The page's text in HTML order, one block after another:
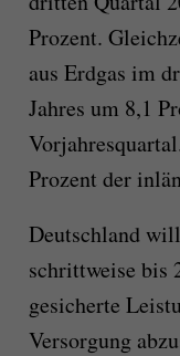
Prozent.
aus Erdgas im
Jahres um 8,1
Prozent der
Deutschland
schrittweise bis
gesicherte
Versorgung